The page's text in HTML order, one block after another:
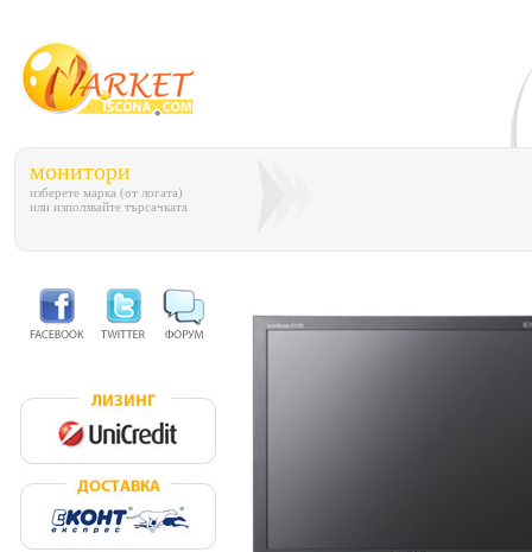
монитори
изберете марка (от логата)
или използвайте търсачката